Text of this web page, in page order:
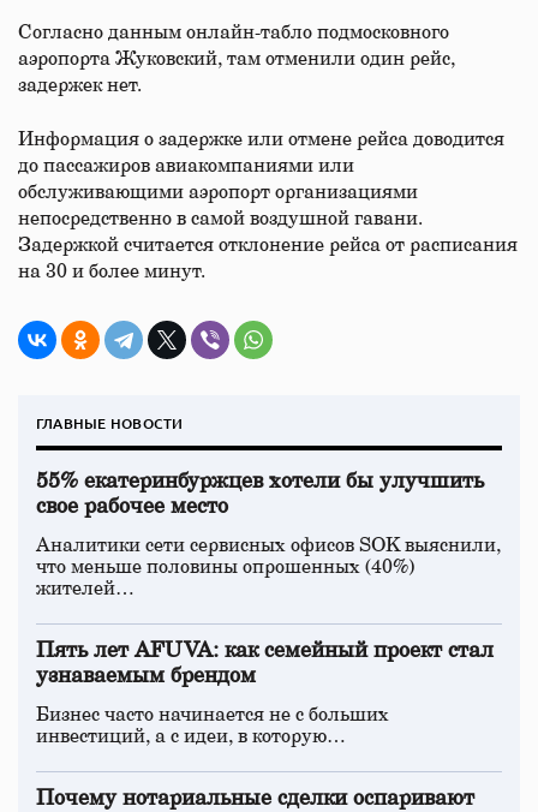
Согласно данным онлайн-табло подмосковного
аэропорта Жуковский, там отменили один рейс,
задержек нет.
Информация о задержке или отмене рейса доводится
до пассажиров авиакомпаниями или
обслуживающими аэропорт организациями
непосредственно в самой воздушной гавани.
Задержкой считается отклонение рейса от расписания
на 30 и более минут.
ГЛАВНЫЕ НОВОСТИ
55% екатеринбуржцев хотели бы улучшить
свое рабочее место
Аналитики сети сервисных офисов SOK выяснили,
что меньше половины опрошенных (40%)
жителей…
Пять лет AFUVA: как семейный проект стал
узнаваемым брендом
Бизнес часто начинается не с больших
инвестиций, а с идеи, в которую…
Почему нотариальные сделки оспаривают